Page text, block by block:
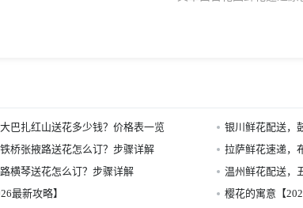
巴扎红山送花多少钱？价格表一览 银川鲜花配送，
桥张掖路送花怎么订？步骤详解
拉萨鲜花速递，
横琴送花怎么订？步骤详解
温州鲜花配送，
最新攻略】
樱花的寓意【